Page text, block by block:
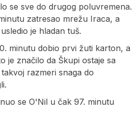
se sve do drugog poluvremena.
zatresao mrežu Iraca, a
je hladan tuš.
minutu dobio prvi žuti karton, a
je značilo da Škupi ostaje sa
razmeri snaga do
se O'Nil u čak 97. minutu